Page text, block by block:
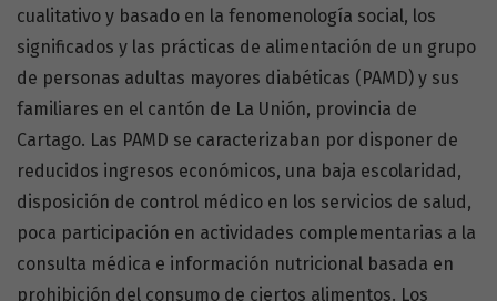
cualitativo y basado en la fenomenología social, los
significados y las prácticas de alimentación de un grupo
de personas adultas mayores diabéticas (PAMD) y sus
familiares en el cantón de La Unión, provincia de
Cartago. Las PAMD se caracterizaban por disponer de
reducidos ingresos económicos, una baja escolaridad,
disposición de control médico en los servicios de salud,
poca participación en actividades complementarias a la
consulta médica e información nutricional basada en
prohibición del consumo de ciertos alimentos. Los